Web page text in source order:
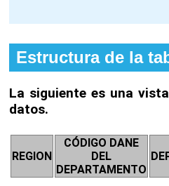
Estructura de la
La siguiente es una
datos.
REGION
CÓDIGO DANE
DEL
DEPARTAMENTO